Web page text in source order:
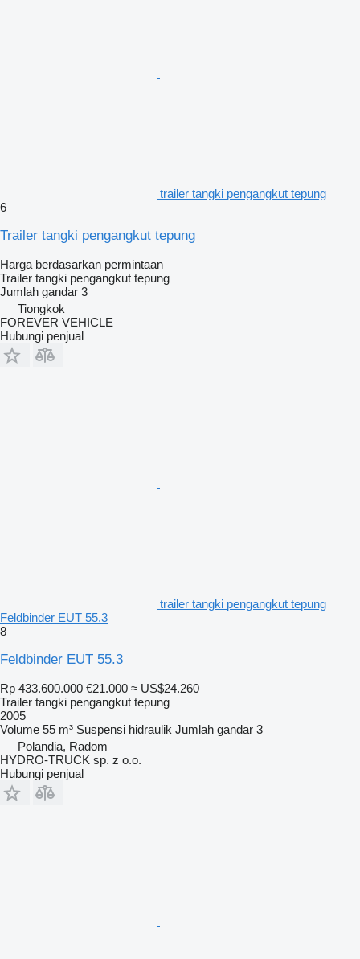
trailer tangki pengangkut tepung
6
Trailer tangki pengangkut tepung
Harga berdasarkan permintaan
Trailer tangki pengangkut tepung
Jumlah gandar 3
Tiongkok
FOREVER VEHICLE
Hubungi penjual
trailer tangki pengangkut tepung
Feldbinder EUT 55.3
8
Feldbinder EUT 55.3
Rp 433.600.000 €21.000 ≈ US$24.260
Trailer tangki pengangkut tepung
2005
Volume 55 m³ Suspensi hidraulik Jumlah gandar 3
Polandia, Radom
HYDRO-TRUCK sp. z o.o.
Hubungi penjual